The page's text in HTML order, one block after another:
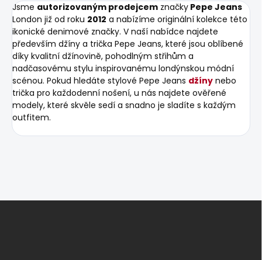
Jsme autorizovaným prodejcem značky Pepe Jeans
London již od roku 2012 a nabízíme originální kolekce této
ikonické denimové značky. V naší nabídce najdete
především džíny a trička Pepe Jeans, které jsou oblíbené
díky kvalitní džínovině, pohodlným střihům a
nadčasovému stylu inspirovanému londýnskou módní
scénou. Pokud hledáte stylové Pepe Jeans džíny nebo
trička pro každodenní nošení, u nás najdete ověřené
modely, které skvěle sedí a snadno je sladíte s každým
outfitem.
Z